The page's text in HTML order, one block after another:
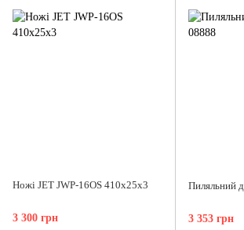
Ножі JET JWP-16OS 410x25x3
3 300 грн
Пиляльний
3 353 грн